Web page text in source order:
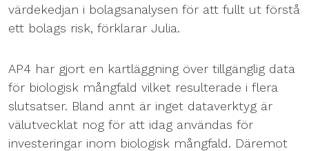
värdekedjan i bolagsanalysen för att fullt ut förstå
ett bolags risk, förklarar Julia.
AP4 har gjort en kartläggning över tillgänglig data
för biologisk mångfald vilket resulterade i flera
slutsatser. Bland annt är inget dataverktyg är
välutvecklat nog för att idag användas för
investeringar inom biologisk mångfald. Däremot